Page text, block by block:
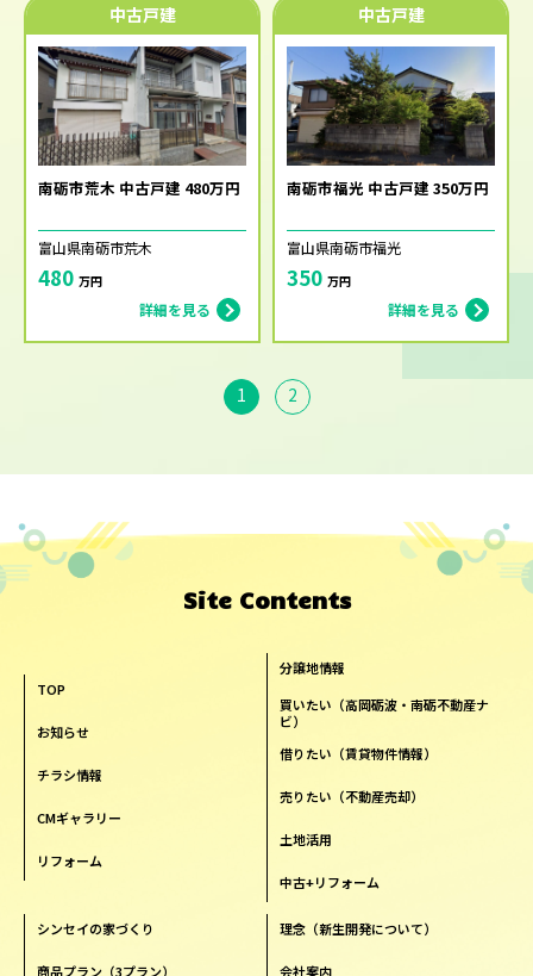
中古戸建
南砺市荒木 中古戸建 480万円
富山県南砺市荒木
480 万円
詳細を見る
中古戸建
南砺市福光 中古戸建 350万円
富山県南砺市福光
350 万円
詳細を見る
1 2
Site Contents
TOP
お知らせ
チラシ情報
CMギャラリー
リフォーム
分譲地情報
買いたい（高岡砺波・南砺不動産ナ
ビ）
借りたい（賃貸物件情報）
売りたい（不動産売却）
土地活用
中古+リフォーム
シンセイの家づくり
商品プラン（3プラン）
理念（新生開発について）
会社案内